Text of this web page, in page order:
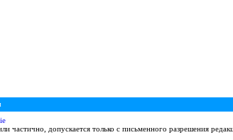
частично, допускается только с письменного разрешения